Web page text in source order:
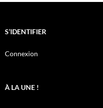
S’IDENTIFIER
Connexion
À LA UNE !